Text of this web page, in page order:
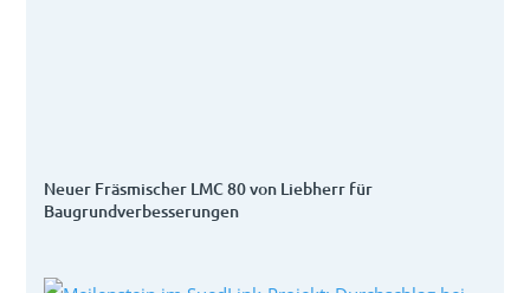
Neuer Fräsmischer LMC 80 von Liebherr für
Baugrundverbesserungen